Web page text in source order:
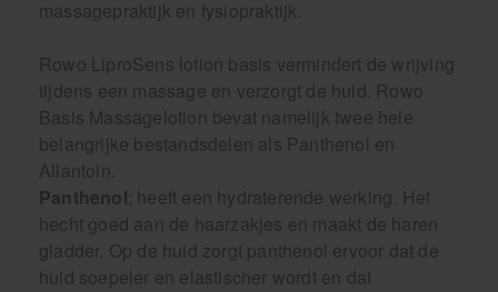
massagepraktijk en fysiopraktijk.
Rowo LiproSens lotion basis vermindert de wrijving
tijdens een massage en verzorgt de huid. Rowo
Basis Massagelotion bevat namelijk twee hele
belangrijke bestandsdelen als Panthenol en
Allantoin.
Panthenol; heeft een hydraterende werking. Het
hecht goed aan de haarzakjes en maakt de haren
gladder. Op de huid zorgt panthenol ervoor dat de
huid soepeler en elastischer wordt en dat